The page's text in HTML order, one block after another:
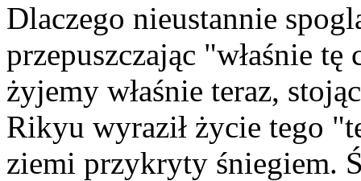
Dlaczego nieustannie
przepuszczając "właśnie
żyjemy właśnie teraz,
Rikyu wyraził życie tego
ziemi przykryty śniegiem.